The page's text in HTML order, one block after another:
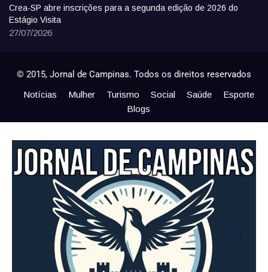
Crea-SP abre inscrições para a segunda edição de 2026 do
Estágio Visita
27/07/2026
© 2015, Jornal de Campinas. Todos os direitos reservados
Notícias Mulher Turismo Social Saúde
Esporte
Blogs